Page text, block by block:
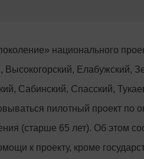
национального
Елабужский,
Сабинский, Спасский,
пилотный проект по
(старше 65 лет). Об этом
к проекту, кроме